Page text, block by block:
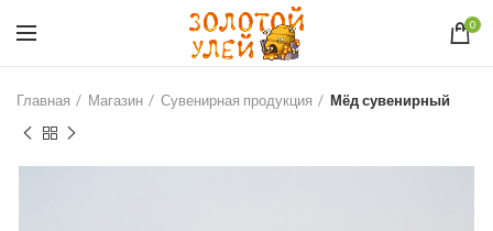
0
Главная Магазин Сувенирная продукция Мёд сувенирный